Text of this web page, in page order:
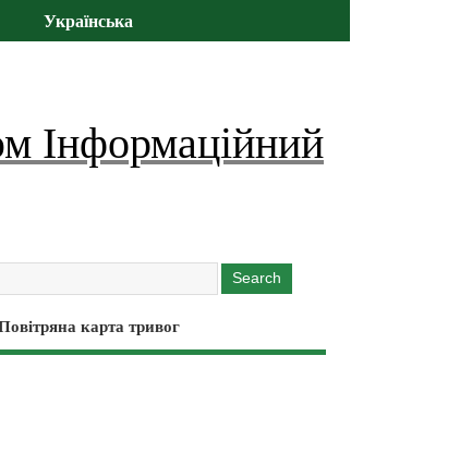
Українська
Інформаційний
карта тривог